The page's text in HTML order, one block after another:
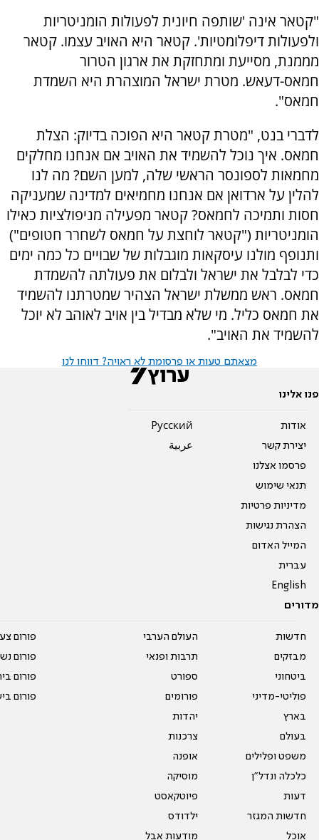
"קטאר אינה 'שותפה חיונית לפעולות הומניטריות
ולפעולות דיפלומטיות'. קטאר היא האויב עצמו. קטאר
מממנת, מסייעת ומתחזקת את ארגון הטרור
חמאס-דעאש. מטרת ישראל המוצהרת היא השמדת
חמאס".
לדברי בנט, "מטרת קטאר היא הפוכה בדיוק: הצלת
חמאס. איך נוכל להשמיד את האויב אם אנחנו מחלקים
מחמאות לספונסר הראשי שלה, למען השם? מה לנו
להלין על ארדואן אם אנחנו מחמיאים למדינה שמעניקה
חסות ותמיכה לחמאס? קטאר מפעילה מניפולציות כאילו
הומניטריות ("קטאר לוחצת על חמאס לשחרר חטופים")
ותנופף מולנו עיסקאות מוגבלות של שבויים כל כמה ימים
כדי לבלבל את ישראל ולבלום את פעולתה להשמדת
חמאס. ראש ממשלת ישראל הצהיר שמטרתנו להשמיד
את חמאס כליל. מי שלא מבדיל בין אויב לאוהב לא יוכל
להשמיד את האויב".
מצאתם טעות או פרסומת לא ראויה? דווחו לנו
פנו אלינו
אודות
יצירת קשר
פרסמו אצלנו
תנאי שימוש
מדיניות פרטיות
הצהרת נגישות
המייל האדום
עברית
English
Pусский
عربية
מדורים
חדשות
מבזקים
ביטחוני
פוליטי-מדיני
בארץ
בעולם
משפט ופלילים
כלכלה ונדל"ן
דעות
חדשות המגזר
אוכל
העולם הערבי
תרבות ופנאי
ספורט
פורומים
יהדות
צרכנות
אופנה
מוסיקה
פיוטקאסט
ילדודס
מודעות אבל
פורום
פורום
פורום
פורום